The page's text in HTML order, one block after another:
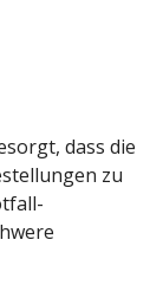
dass die
zu